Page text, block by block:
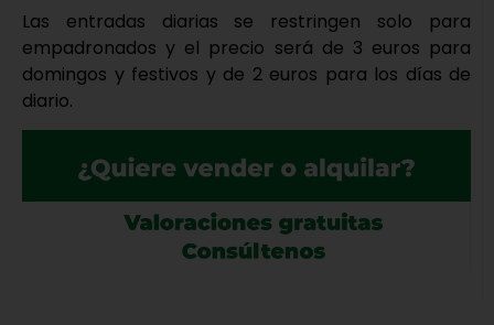
Las entradas diarias se restringen solo para
empadronados y el precio será de 3 euros para
domingos y festivos y de 2 euros para los días de
diario.